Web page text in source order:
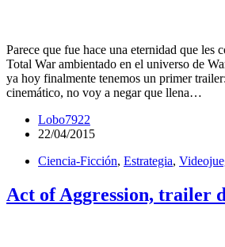
Parece que fue hace una eternidad que les
Total War ambientado en el universo de
ya hoy finalmente tenemos un primer
cinemático, no voy a negar que llena…
Lobo7922
22/04/2015
Ciencia-Ficción, Estrategia,
Act of Aggression, trailer